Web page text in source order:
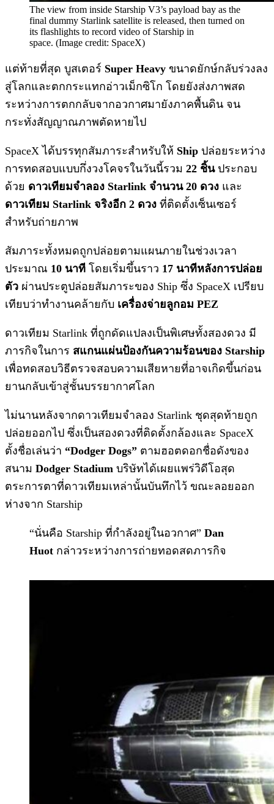
The view from inside Starship V3’s payload bay as the
final dummy Starlink satellite is released, then turned on
its flashlights to record video of Starship in
space. (Image credit: SpaceX)
แต่ท้ายที่สุด บูสเตอร์ Super Heavy ขนาดยักษ์กลับร่วงลง
สู่โลกและตกกระแทกอ่าวเม็กซิโก โดยยังส่งภาพสด
ระหว่างการตกกลับจากอวกาศมายังภาคพื้นดิน จน
กระทั่งสัญญาณภาพตัดหายไป
SpaceX ได้บรรทุกสัมภาระสำหรับให้ Ship ปล่อยระหว่าง
การทดสอบแบบกึ่งวงโคจรในวันนี้รวม 22 ชิ้นประกอบ
ด้วย ดาวเทียมจำลอง Starlink จำนวน 20 ดวง และ
ดาวเทียม Starlink จริงอีก 2 ดวง ที่ติดตั้งเซ็นเซอร์
สำหรับถ่ายภาพ
สัมภาระทั้งหมดถูกปล่อยตามแผนภายในช่วงเวลา
ประมาณ 10 นาที โดยเริ่มขึ้นราว 17 นาทีหลังการปล่อย
ตัว ผ่านประตูปล่อยสัมภาระของ Ship ซึ่ง SpaceX เปรียบ
เทียบว่าทำงานคล้ายกับ เครื่องจ่ายลูกอม PEZ
ดาวเทียม Starlink ที่ถูกดัดแปลงเป็นพิเศษทั้งสองดวง มี
ภารกิจในการ สแกนแผ่นป้องกันความร้อนของ Starship
เพื่อทดสอบวิธีตรวจสอบความเสียหายที่อาจเกิดขึ้นก่อน
ยานกลับเข้าสู่ชั้นบรรยากาศโลก
ไม่นานหลังจากดาวเทียมจำลอง Starlink ชุดสุดท้ายถูก
ปล่อยออกไป ซึ่งเป็นสองดวงที่ติดตั้งกล้องและ SpaceX
ตั้งชื่อเล่นว่า “Dodger Dogs” ตามฮอตดอกชื่อดังของ
สนาม Dodger Stadium บริษัทได้เผยแพร่วิดีโอสุด
ตระการตาที่ดาวเทียมเหล่านั้นบันทึกไว้ ขณะลอยออก
ห่างจาก Starship
“นั่นคือ Starship ที่กำลังอยู่ในอวกาศ” Dan
Huot กล่าวระหว่างการถ่ายทอดสดภารกิจ